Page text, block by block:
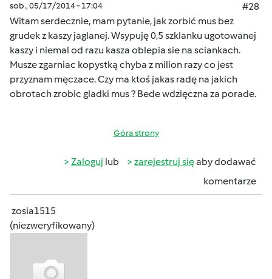
sob., 05/17/2014 - 17:04
#28
Witam serdecznie, mam pytanie, jak zorbić mus bez
grudek z kaszy jaglanej. Wsypuję 0,5 szklanku ugotowanej
kaszy i niemal od razu kasza oblepia sie na sciankach.
Musze zgarniac kopystką chyba z milion razy co jest
przyznam męczace. Czy ma ktoś jakas radę na jakich
obrotach zrobic gladki mus ? Bede wdzięczna za porade.
Góra strony
Zaloguj lub zarejestruj sięaby dodawać
komentarze
zosia1515
(niezweryfikowany)